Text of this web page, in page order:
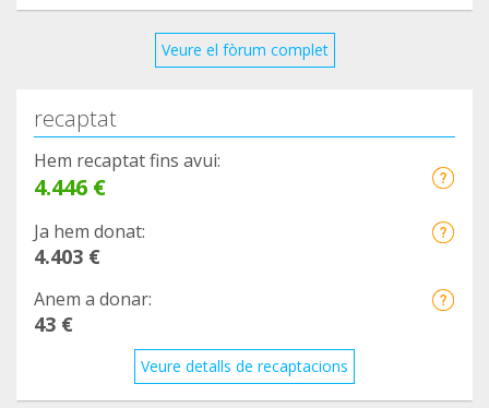
josepm.anguera@ gmail.com
Veure el fòrum complet
recaptat
Hem recaptat fins avui:
4.446 €
Ja hem donat:
4.403 €
Anem a donar:
43 €
Veure detalls de recaptacions